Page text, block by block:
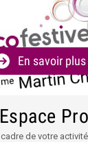
En savoir plus
Espace Pro
de votre